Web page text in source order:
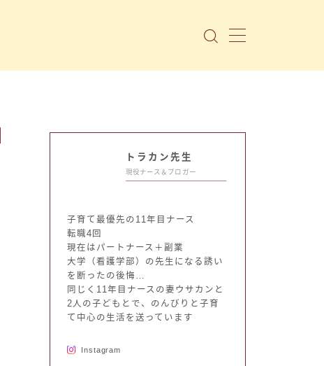
トラカン先生
現役ナース＆ブロガー
子育て最優先の11年目ナース
転職4回
現在はパートナース＋副業
大学（看護学部）の先生になる誘い
を断ったの後悔…
同じく11年目ナースの妻ウサカンと
2人の子どもとで、のんびりと子育
て中心の生活を送っています
Instagram